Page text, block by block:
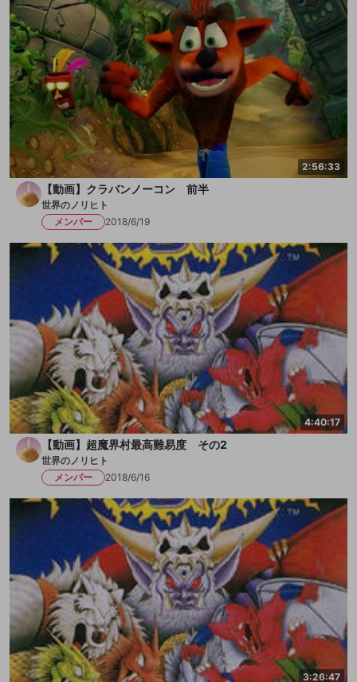
2:56:33
【動画】クラバンノーコン 前半
世界のノリヒト
メンバー
2018/6/19
4:40:17
【動画】超魔界村最高難易度 その2
世界のノリヒト
メンバー
2018/6/16
3:26:47